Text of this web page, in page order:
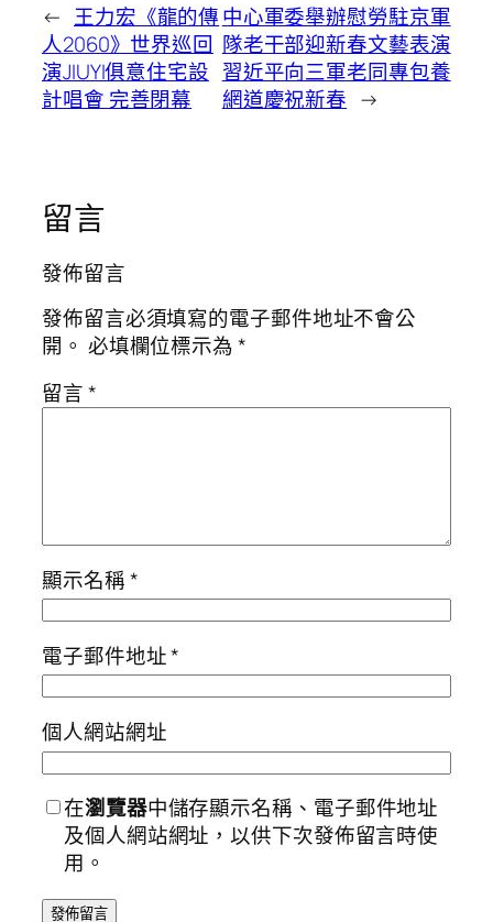
← 王力宏《龍的傳
人2060》世界巡回
演JIUYI俱意住宅設
計唱會 完善閉幕
中心軍委舉辦慰勞駐京軍
隊老干部迎新春文藝表演
習近平向三軍老同專包養
網道慶祝新春 →
留言
發佈留言
發佈留言必須填寫的電子郵件地址不會公
開。 必填欄位標示為*
留言*
顯示名稱*
電子郵件地址*
個人網站網址
在瀏覽器中儲存顯示名稱、電子郵件地址
及個人網站網址，以供下次發佈留言時使
用。